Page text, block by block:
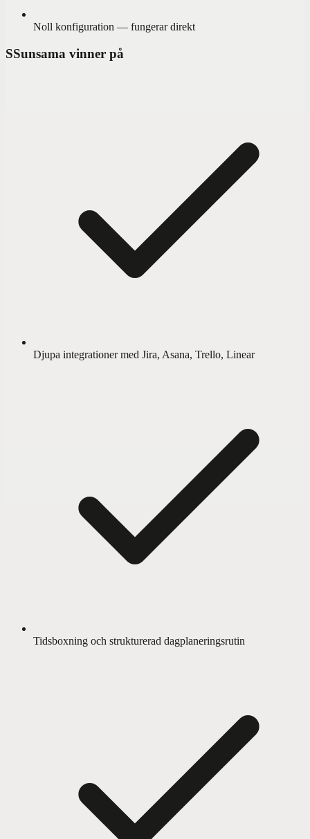
Noll konfiguration — fungerar direkt
SSunsama vinner på
Djupa integrationer med Jira, Asana, Trello, Linear
Tidsboxning och strukturerad dagplaneringsrutin